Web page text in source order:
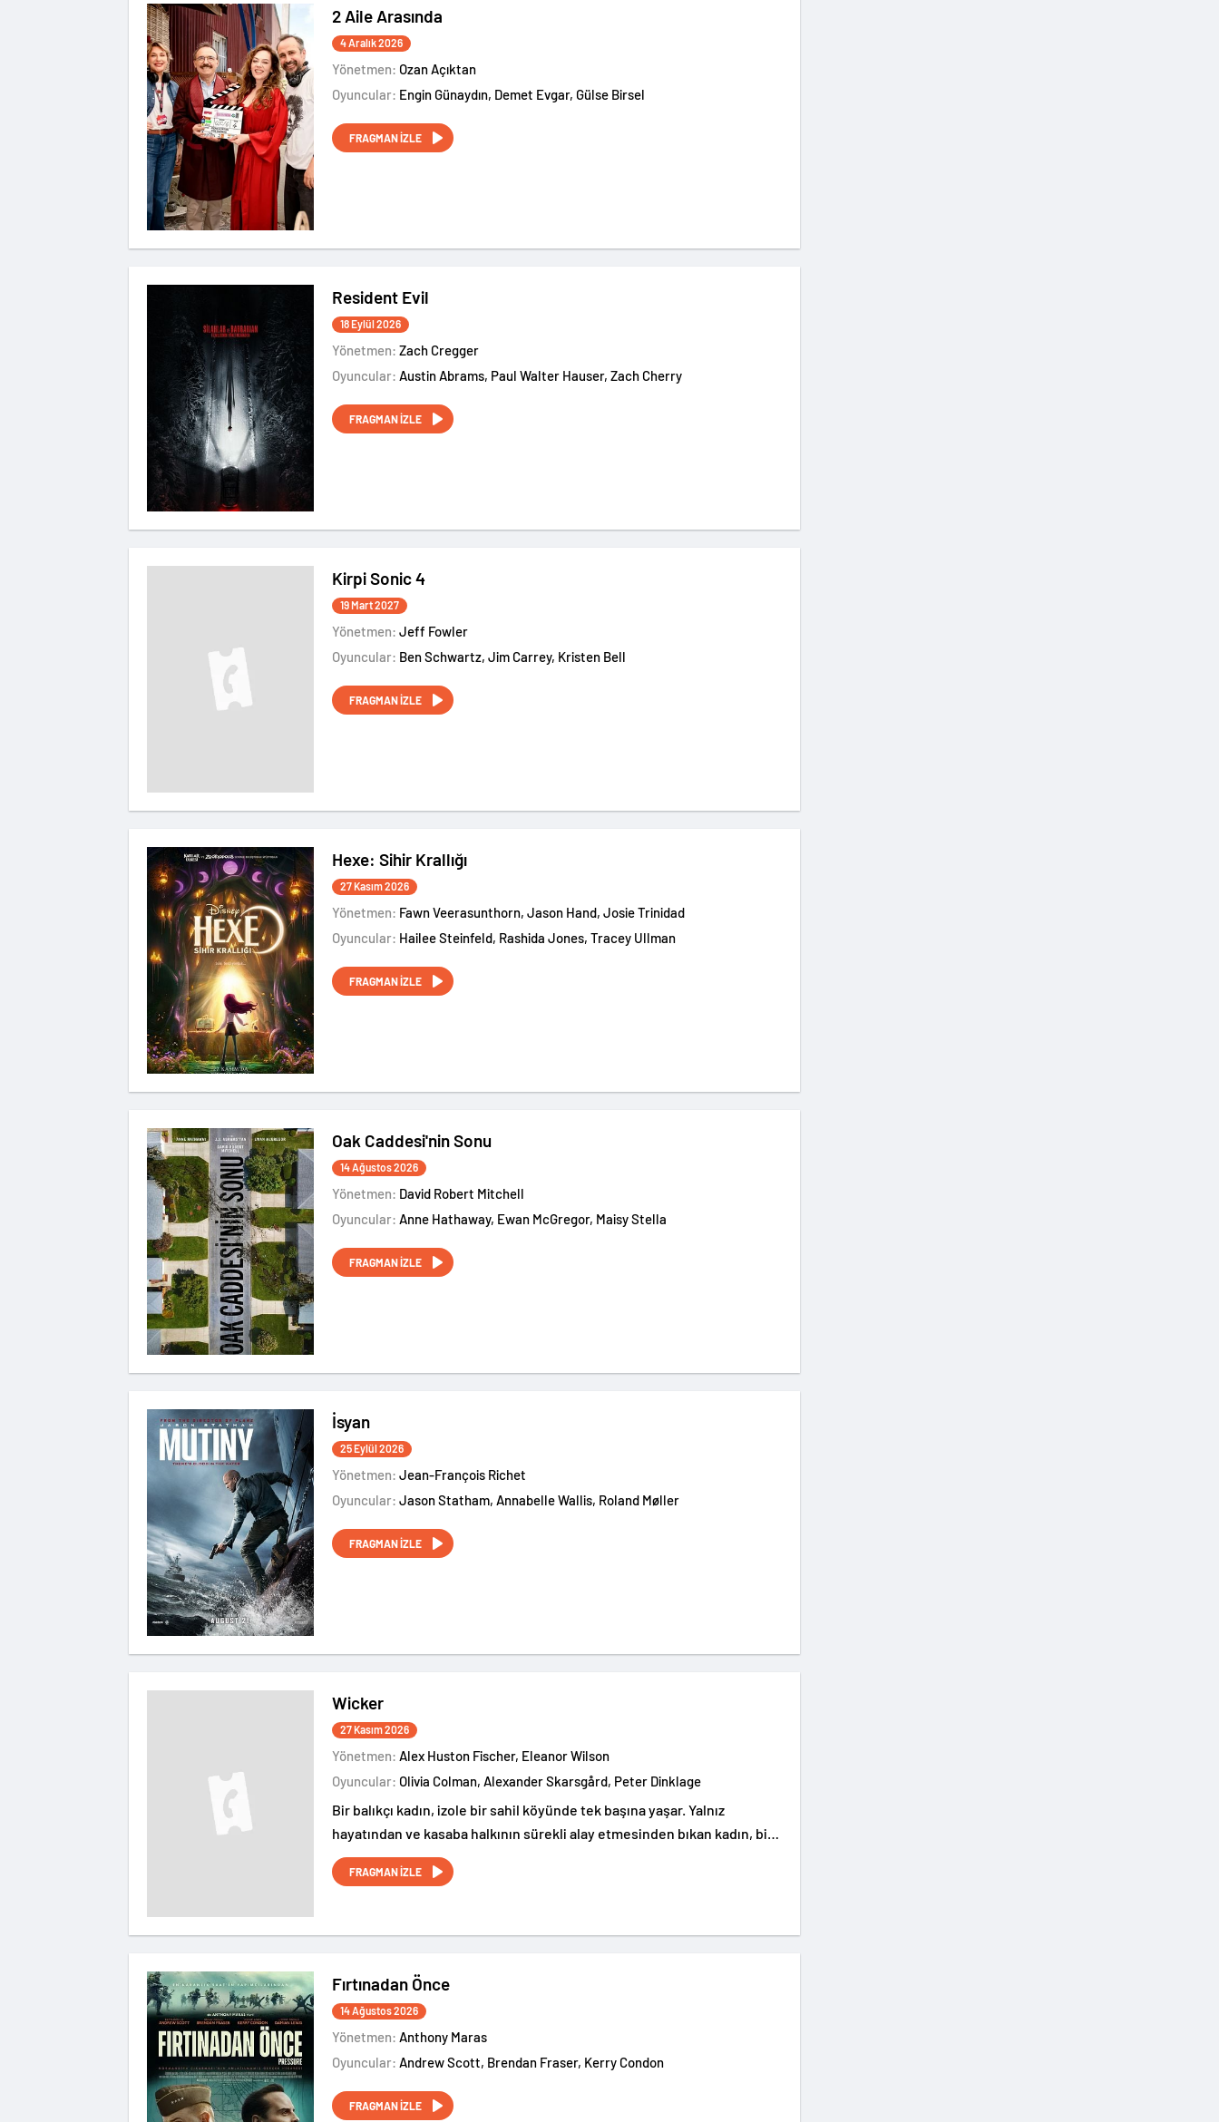
2 Aile Arasında
4 Aralık 2026
Yönetmen: Ozan Açıktan
Oyuncular:
Engin Günaydın, Demet Evgar, Gülse Birsel
FRAGMAN İZLE
Resident Evil
18 Eylül 2026
Yönetmen: Zach Cregger
Oyuncular:
Austin Abrams, Paul Walter Hauser, Zach Cherry
FRAGMAN İZLE
Kirpi Sonic 4
19 Mart 2027
Yönetmen: Jeff Fowler
Oyuncular:
Ben Schwartz, Jim Carrey, Kristen Bell
FRAGMAN İZLE
Hexe: Sihir Krallığı
27 Kasım 2026
Yönetmen:
Fawn Veerasunthorn, Jason Hand, Josie Trinidad
Oyuncular:
Hailee Steinfeld, Rashida Jones, Tracey Ullman
FRAGMAN İZLE
Oak Caddesi'nin Sonu
14 Ağustos 2026
Yönetmen: David Robert Mitchell
Oyuncular:
Anne Hathaway, Ewan McGregor, Maisy Stella
FRAGMAN İZLE
İsyan
25 Eylül 2026
Yönetmen: Jean-François Richet
Oyuncular:
Jason Statham, Annabelle Wallis, Roland Møller
FRAGMAN İZLE
Wicker
27 Kasım 2026
Yönetmen:
Alex Huston Fischer, Eleanor Wilson
Oyuncular:
Olivia Colman, Alexander Skarsgård, Peter Dinklage
Bir balıkçı kadın, izole bir sahil köyünde tek başına yaşar. Yalnız
hayatından ve kasaba halkının sürekli alay etmesinden bıkan kadın, bir
gün kendisine hasırdan bir koca yaptırır. Bu tuhaf romantizm, dar
görüşlü komşuları arasındaki kaosu körükler.
FRAGMAN İZLE
Fırtınadan Önce
14 Ağustos 2026
Yönetmen: Anthony Maras
Oyuncular:
Andrew Scott, Brendan Fraser, Kerry Condon
FRAGMAN İZLE